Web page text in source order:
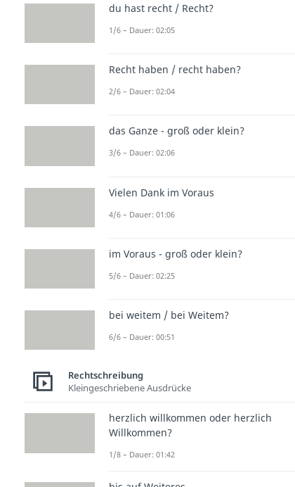
du hast recht / Recht?
1/6 – Dauer: 02:05
Recht haben / recht haben?
2/6 – Dauer: 02:04
das Ganze - groß oder klein?
3/6 – Dauer: 02:06
Vielen Dank im Voraus
4/6 – Dauer: 01:06
im Voraus - groß oder klein?
5/6 – Dauer: 02:25
bei weitem / bei Weitem?
6/6 – Dauer: 00:51
Rechtschreibung
Kleingeschriebene Ausdrücke
herzlich willkommen oder herzlich
Willkommen?
1/8 – Dauer: 01:42